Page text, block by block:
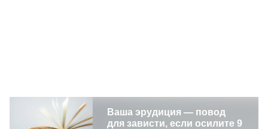
Ваша эрудиция — повод
для зависти, если осилите 9